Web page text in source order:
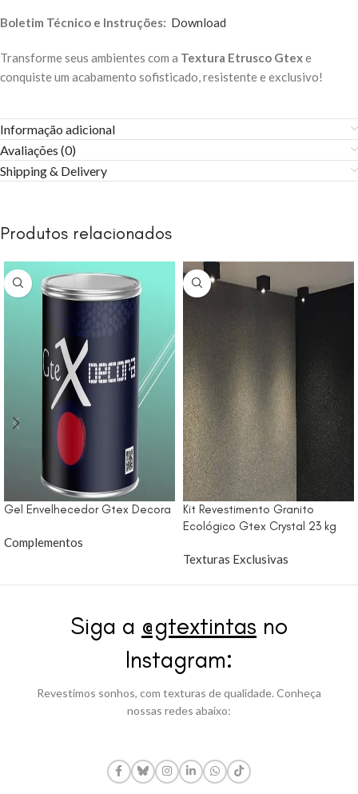
Boletim Técnico e Instruções: Download
Transforme seus ambientes com a Textura Etrusco Gtexe
conquiste um acabamento sofisticado, resistente e exclusivo!
Informação adicional
Avaliações (0)
Shipping & Delivery
Produtos relacionados
Gel Envelhecedor Gtex Decora
Complementos
Kit Revestimento Granito
Ecológico Gtex Crystal 23 kg
Texturas Exclusivas
Siga a @gtextintas no
Instagram:
Revestimos sonhos, com texturas de qualidade. Conheça
nossas redes abaixo: